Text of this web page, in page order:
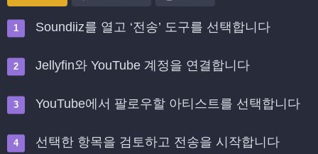
Soundiiz를 열고 ‘전송’ 도구를 선택합니다
Jellyfin와 YouTube 계정을 연결합니다
YouTube에서 팔로우할 아티스트를 선택합니다
선택한 항목을 검토하고 전송을 시작합니다